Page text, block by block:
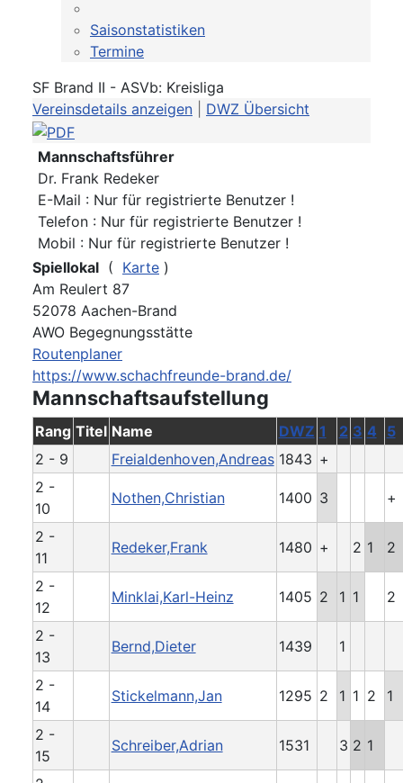
Saisonstatistiken
Termine
SF Brand II - ASVb: Kreisliga
Vereinsdetails anzeigen
DWZ Übersicht
Mannschaftsführer
Dr. Frank Redeker
E-Mail : Nur für registrierte Benutzer !
Telefon : Nur für registrierte Benutzer !
Mobil : Nur für registrierte Benutzer !
Spiellokal ( Karte )
Am Reulert 87
52078 Aachen-Brand
AWO Begegnungsstätte
Routenplaner
https://www.schachfreunde-brand.de/
Mannschaftsaufstellung
Rang Titel Name DWZ 1 2 3 4
5
2 - 9
Freialdenhoven,Andreas 1843 +
2 -
10
Nothen,Christian 1400 3 +
2 -
11
Redeker,Frank 1480 + 2 1 2
2 -
12
Minklai,Karl-Heinz 1405 2 1 1 2
2 -
13
Bernd,Dieter 1439 1
2 -
14
Stickelmann,Jan 1295 2 1 1 2 1
2 -
15
Schreiber,Adrian 1531 3 2 1